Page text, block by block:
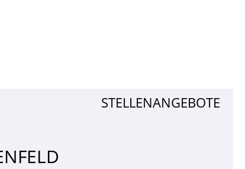
STELLENANGEBOTE